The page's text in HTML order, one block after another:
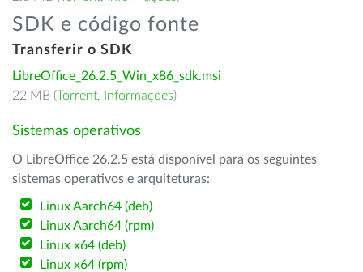
SDK e código fonte
Transferir o SDK
LibreOffice_26.2.5_Win_x86_sdk.msi
22 MB (Torrent, Informações)
Sistemas operativos
O LibreOffice 26.2.5 está disponível para os seguintes
sistemas operativos e arquiteturas:
Linux Aarch64 (deb)
Linux Aarch64 (rpm)
Linux x64 (deb)
Linux x64 (rpm)